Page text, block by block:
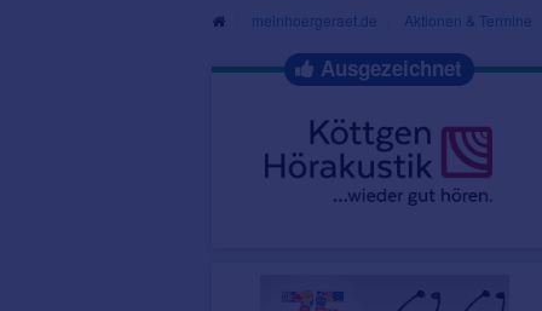
meinhoergeraet.de Aktionen & Termine
Ausgezeichnet